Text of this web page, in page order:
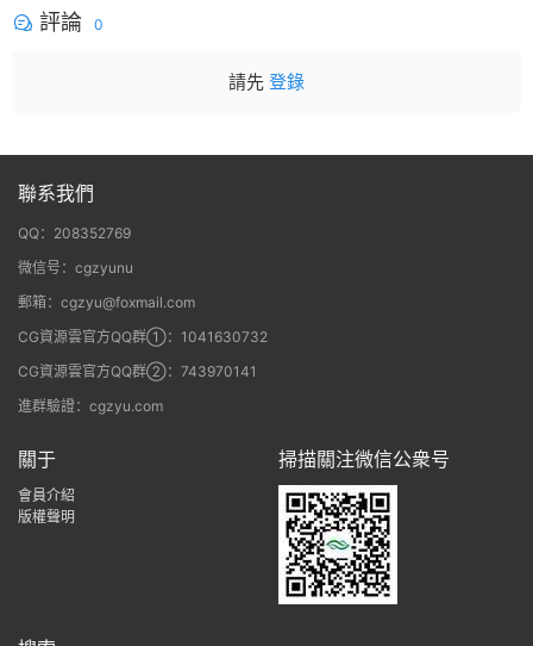
評論 0
請先 登錄
聯系我們
QQ：208352769
微信号：cgzyunu
郵箱：cgzyu@foxmail.com
CG資源雲官方QQ群①：1041630732
CG資源雲官方QQ群②：743970141
進群驗證：cgzyu.com
關于
會員介紹
版權聲明
掃描關注微信公衆号